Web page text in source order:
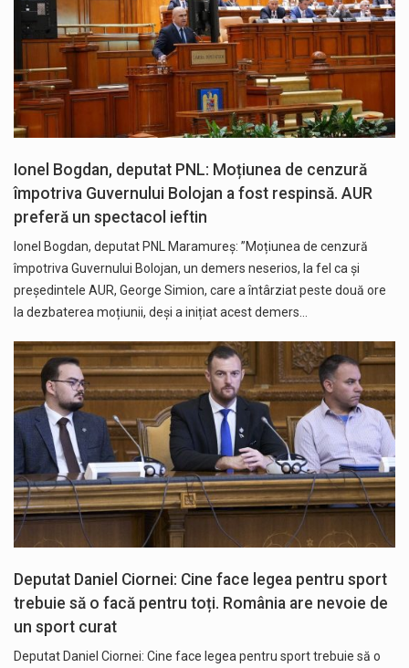
Ionel Bogdan, deputat PNL: Moțiunea de cenzură
împotriva Guvernului Bolojan a fost respinsă. AUR
preferă un spectacol ieftin
Ionel Bogdan, deputat PNL Maramureș: ”Moțiunea de cenzură
împotriva Guvernului Bolojan, un demers neserios, la fel ca și
președintele AUR, George Simion, care a întârziat peste două ore
la dezbaterea moțiunii, deși a inițiat acest demers…
Deputat Daniel Ciornei: Cine face legea pentru sport
trebuie să o facă pentru toți. România are nevoie de
un sport curat
Deputat Daniel Ciornei: Cine face legea pentru sport trebuie să o